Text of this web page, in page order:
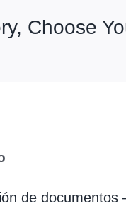
Choose
de documentos